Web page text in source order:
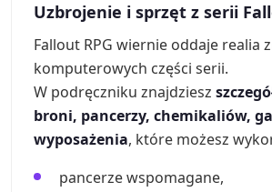
Uzbrojenie i sprzęt z serii
Fallout RPG wiernie oddaje realia
komputerowych części serii.
W podręczniku znajdziesz
broni, pancerzy, chemikaliów,
wyposażenia, które możesz
pancerze wspomagane,